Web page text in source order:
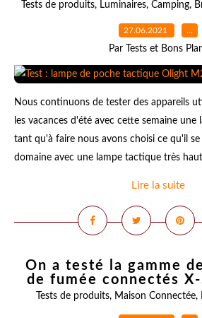
Tests de produits, Luminaires, Camping,
27.06.2021 …
Par Tests et Bons
Nous continuons de tester des appareils
les vacances d'été avec cette semaine une
tant qu'à faire nous avons choisi ce qu'il
domaine avec une lampe tactique très
Lire la suite
On a testé la gamme
de fumée connectés X-
Tests de produits, Maison Connectée,